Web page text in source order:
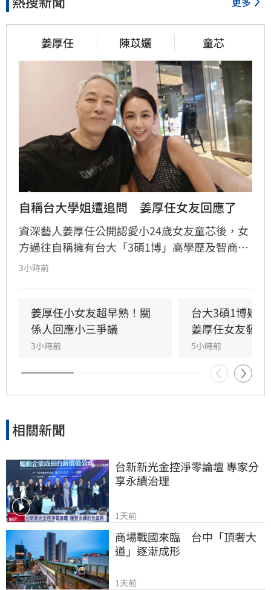
姜厚任 陳苡孋 童芯
自稱台大學姐遭追問　姜厚任女友回應了
資深藝人姜厚任公開認愛小24歲女友童芯後，女
方過往自稱擁有台大「3碩1博」高學歷及智商
146等背景引發外界高度質疑。童芯日前於社群
件，導致話題持續發酵，網友針對其學歷真實性
仍存有諸多疑問。面對女友身陷輿論風波，姜厚
任展現力挺態度，笑稱兩人的戀情已像偵探片，
3小時前
姜厚任小女友超早熟！關
係人回應小三爭議
3小時前
台大3碩1博疑
姜厚任女友發聲
5小時前
相關新聞
台新新光金控淨零論壇 專家分
享永續治理
1天前
商場戰國來臨　台中「頂奢大
道」逐漸成形
1天前